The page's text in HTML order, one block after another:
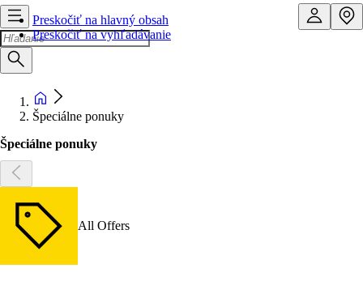
Preskočiť na hlavný obsah
Preskočiť na vyhľadávanie
Špeciálne ponuky
Špeciálne ponuky
All Offers